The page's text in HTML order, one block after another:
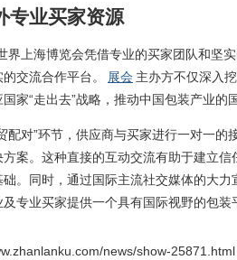
专业买家资源
界上海博览会凭借专业的买家团队和坚
交流合作平台。
展会 主办方不仅深入
家“走出去”战略，推动中国包装产业的
配对”环节，供应商与买家进行一对一
案。这种直接的互动交流有助于建立
。同时，通过国际主流社交媒体的大
专业买家提供一个具有国际视野的包装
news/show-25871.html